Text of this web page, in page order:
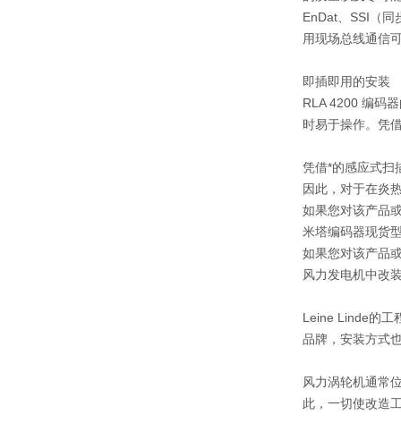
EnDat、SSI（同
用现场总线通信
即插即用的安装
RLA 4200 编码
时易于操作。凭
凭借*的感应式扫
因此，对于在炎
如果您对该产品
米塔编码器现货
如果您对该产品
风力发电机中改
Leine Linde的工
品牌，安装方式
风力涡轮机通常
此，一切使改造